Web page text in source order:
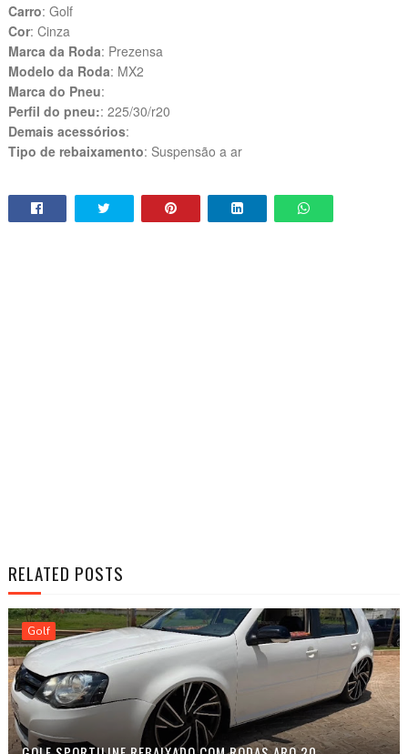
Carro: Golf
Cor: Cinza
Marca da Roda: Prezensa
Modelo da Roda: MX2
Marca do Pneu:
Perfil do pneu:: 225/30/r20
Demais acessórios:
Tipo de rebaixamento: Suspensão a ar
RELATED POSTS
Golf